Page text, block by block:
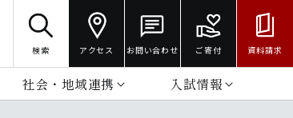
検索 アクセス お問い合わせ ご寄付 資料請求
社会・地域連携 入試情報